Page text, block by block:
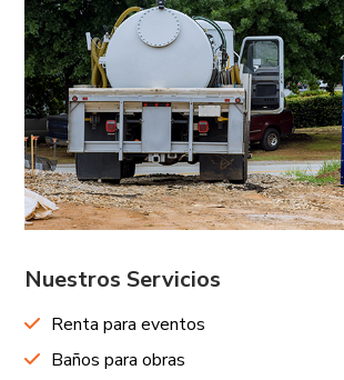
Nuestros Servicios
Renta para eventos
Baños para obras